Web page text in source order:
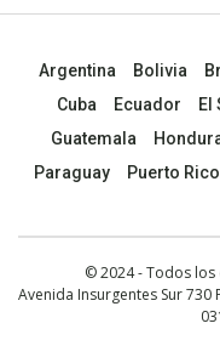
Argentina Bolivia
Cuba
Ecuador El
Guatemala
Paraguay
Puerto Rico
© 2024 - Todos
Avenida Insurgentes Sur 730